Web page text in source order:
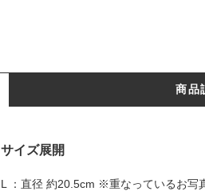
商品
サイズ展開
L ：直径 約20.5cm ※重なっているお写